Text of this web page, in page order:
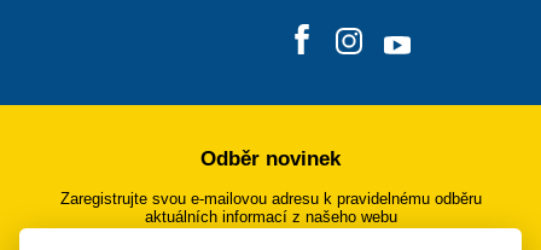
Odběr novinek
Zaregistrujte svou e-mailovou adresu k pravidelnému odběru
aktuálních informací z našeho webu